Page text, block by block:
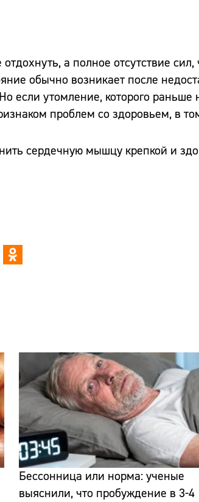
а полное отсутствие
обычно возникает после
если утомление, которого
проблем со здоровьем, в
сердечную мышцу крепкой и
Бессонница или норма: ученые
выяснили, что пробуждение в 3-4